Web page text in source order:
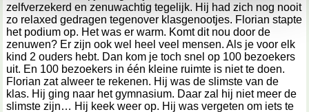
zelfverzekerd en zenuwachtig tegelijk. Hij had zich nog nooit
zo relaxed gedragen tegenover klasgenootjes. Florian stapte
het podium op. Het was er warm. Komt dit nou door de
zenuwen? Er zijn ook wel heel veel mensen. Als je voor elk
kind 2 ouders hebt. Dan kom je toch snel op 100 bezoekers
uit. En 100 bezoekers in één kleine ruimte is niet te doen.
Florian zat alweer te rekenen. Hij was de slimste van de
klas. Hij ging naar het gymnasium. Daar zal hij niet meer de
slimste zijn… Hij keek weer op. Hij was vergeten om iets te